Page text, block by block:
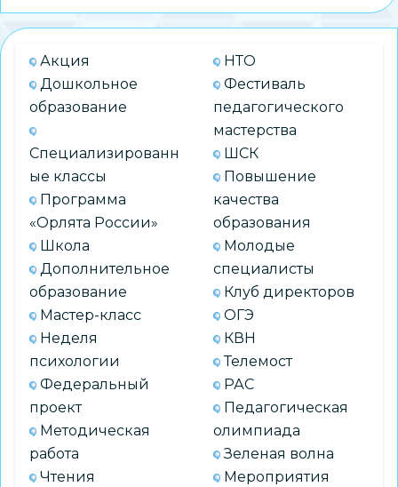
нации
–
яркое
выступление
спортсменки
ДЮФЦ
Акция
Дошкольное
образование
Специализированн
ые классы
Программа
«Орлята России»
Школа
Дополнительное
образование
Мастер-класс
Неделя
психологии
Федеральный
проект
Методическая
работа
Чтения
НТО
Фестиваль
педагогического
мастерства
ШСК
Повышение
качества
образования
Молодые
специалисты
Клуб директоров
ОГЭ
КВН
Телемост
РАС
Педагогическая
олимпиада
Зеленая волна
Мероприятия